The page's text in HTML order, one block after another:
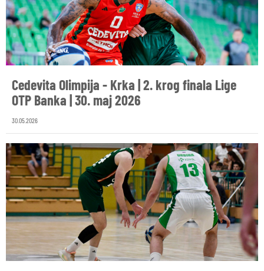
Cedevita Olimpija - Krka | 2. krog finala Lige
OTP Banka | 30. maj 2026
30.05.2026